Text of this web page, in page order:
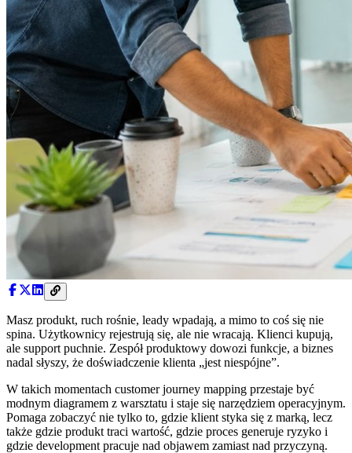
Masz produkt, ruch rośnie, leady wpadają, a mimo to coś się nie
spina. Użytkownicy rejestrują się, ale nie wracają. Klienci kupują,
ale support puchnie. Zespół produktowy dowozi funkcje, a biznes
nadal słyszy, że doświadczenie klienta „jest niespójne”.
W takich momentach customer journey mapping przestaje być
modnym diagramem z warsztatu i staje się narzędziem operacyjnym.
Pomaga zobaczyć nie tylko to, gdzie klient styka się z marką, lecz
także gdzie produkt traci wartość, gdzie proces generuje ryzyko i
gdzie development pracuje nad objawem zamiast nad przyczyną.